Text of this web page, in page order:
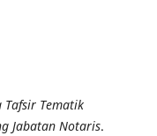
Tematik
Jabatan Notaris.